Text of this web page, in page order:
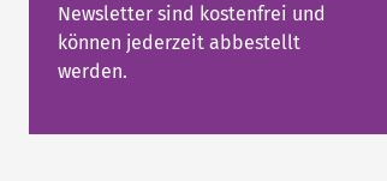
Newsletter sind kostenfrei und
können jederzeit abbestellt
werden.